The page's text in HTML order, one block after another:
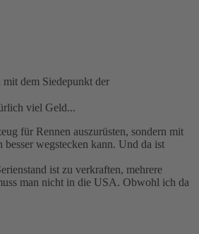
dem Siedepunkt der
viel Geld...
für Rennen auszurüsten, sondern mit
wegstecken kann. Und da ist
ist zu verkraften, mehrere
man nicht in die USA. Obwohl ich da